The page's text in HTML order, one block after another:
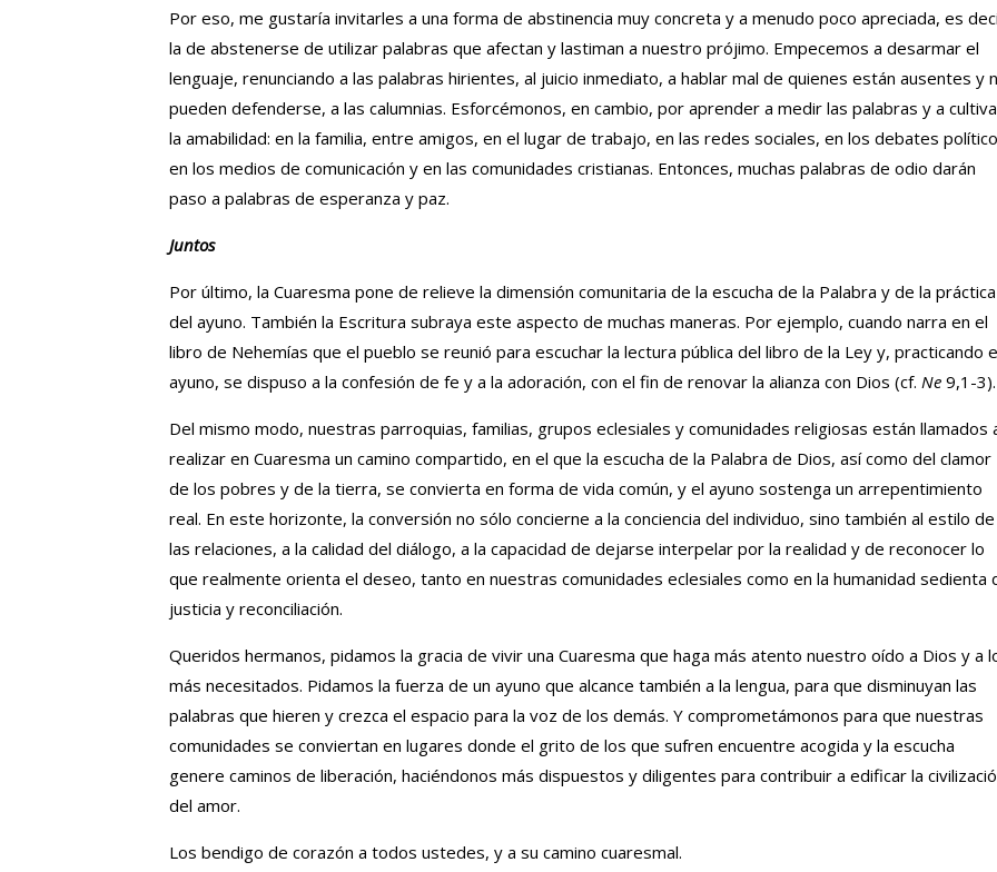
Por eso, me gustaría invitarles a una forma de abstinencia muy concreta y a menudo poco apreciada, es
la de abstenerse de utilizar palabras que afectan y lastiman a nuestro prójimo. Empecemos a desarmar el
lenguaje, renunciando a las palabras hirientes, al juicio inmediato, a hablar mal de quienes están ausentes y
pueden defenderse, a las calumnias. Esforcémonos, en cambio, por aprender a medir las palabras y a
la amabilidad: en la familia, entre amigos, en el lugar de trabajo, en las redes sociales, en los debates
en los medios de comunicación y en las comunidades cristianas. Entonces, muchas palabras de odio darán
paso a palabras de esperanza y paz.
Juntos
Por último, la Cuaresma pone de relieve la dimensión comunitaria de la escucha de la Palabra y de la práctica
del ayuno. También la Escritura subraya este aspecto de muchas maneras. Por ejemplo, cuando narra en el
libro de Nehemías que el pueblo se reunió para escuchar la lectura pública del libro de la Ley y, practicando
ayuno, se dispuso a la confesión de fe y a la adoración, con el fin de renovar la alianza con Dios (cf. Ne 9,1-3).
Del mismo modo, nuestras parroquias, familias, grupos eclesiales y comunidades religiosas están llamados
realizar en Cuaresma un camino compartido, en el que la escucha de la Palabra de Dios, así como del clamor
de los pobres y de la tierra, se convierta en forma de vida común, y el ayuno sostenga un arrepentimiento
real. En este horizonte, la conversión no sólo concierne a la conciencia del individuo, sino también al estilo de
las relaciones, a la calidad del diálogo, a la capacidad de dejarse interpelar por la realidad y de reconocer lo
que realmente orienta el deseo, tanto en nuestras comunidades eclesiales como en la humanidad sedienta
justicia y reconciliación.
Queridos hermanos, pidamos la gracia de vivir una Cuaresma que haga más atento nuestro oído a Dios y a
más necesitados. Pidamos la fuerza de un ayuno que alcance también a la lengua, para que disminuyan las
palabras que hieren y crezca el espacio para la voz de los demás. Y comprometámonos para que nuestras
comunidades se conviertan en lugares donde el grito de los que sufren encuentre acogida y la escucha
genere caminos de liberación, haciéndonos más dispuestos y diligentes para contribuir a edificar la
del amor.
Los bendigo de corazón a todos ustedes, y a su camino cuaresmal.